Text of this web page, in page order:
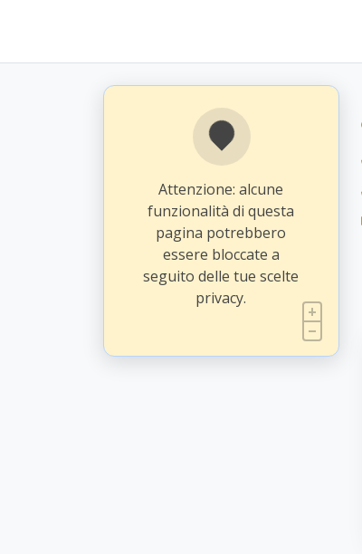
Attenzione: alcune
funzionalità di questa
pagina potrebbero
essere bloccate a
seguito delle tue scelte
privacy.